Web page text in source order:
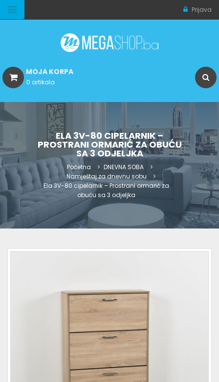
Prijava
MOJA KORPA
0 artikala
ELA 3V-80 CIPELARNIK –
PROSTRANI ORMARIĆ ZA OBUĆU
SA 3 ODJELJKA
Početna
DNEVNA SOBA
Namještaj za dnevnu sobu
Ela 3V-80 cipelarnik – Prostrani ormarić za
obuću sa 3 odjeljka